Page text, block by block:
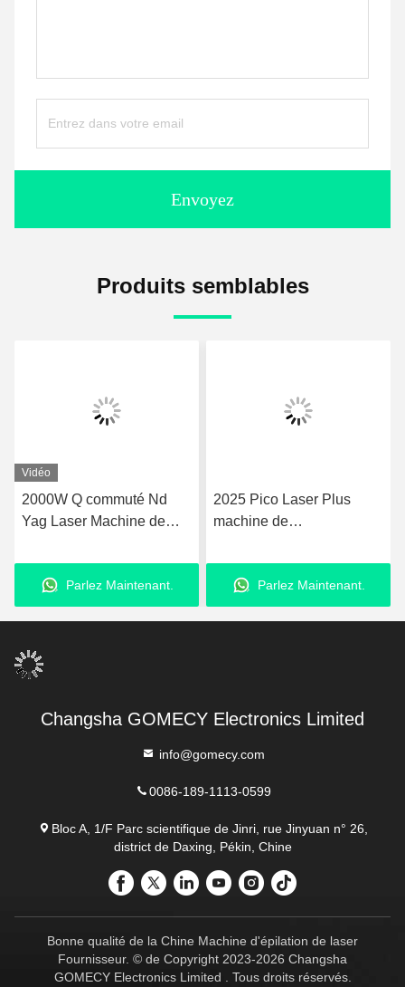
Envoyez
Produits semblables
2025 Pico Laser Plus
machine de
Nd Yag Laser 755nm Pico
deuxième machine laser
Parlez Maintenant.
Gomecy Pro ND YAG
Pico Laser Machine pour
pigmentation du visage et
des cicatrices et l'
élimination des tatouages
Parlez Maintenant.
Changsha GOMECY Electronics Limited
info@gomecy.com
0086-189-1113-0599
Bloc A, 1/F Parc scientifique de Jinri, rue Jinyuan n° 26,
district de Daxing, Pékin, Chine
Bonne qualité de la Chine Machine d'épilation de laser
Fournisseur. © de Copyright 2023-2026 Changsha
GOMECY Electronics Limited . Tous droits réservés.